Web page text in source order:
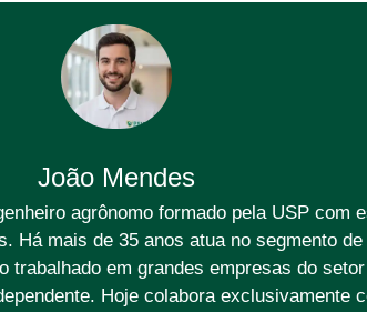
João Mendes
agrônomo formado pela USP com
Há mais de 35 anos atua no segmento
trabalhado em grandes empresas do
Hoje colabora exclusivamente